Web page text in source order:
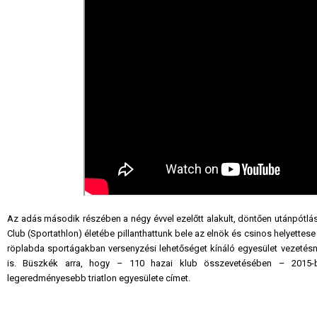
Az adás második részében a négy évvel ezelőtt alakult, döntően
Club (Sportathlon) életébe pillanthattunk bele az elnök és csinos
röplabda sportágakban versenyzési lehetőséget kínáló egyesület
is. Büszkék arra, hogy – 110 hazai klub összevetésében –
legeredményesebb triatlon egyesülete címet.